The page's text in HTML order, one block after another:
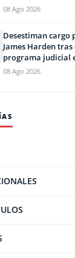
08 Ago 2026
Desestiman cargo
James Harden
programa judicial
08 Ago 2026